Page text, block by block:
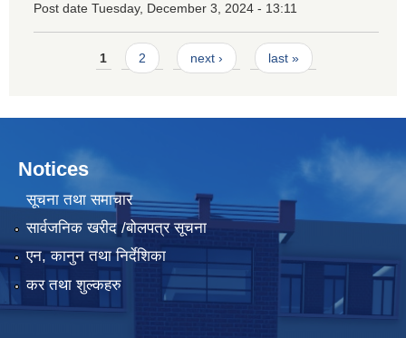
Post date Tuesday, December 3, 2024 - 13:11
Pages1 2 next › last »
Notices
सूचना तथा समाचार
सार्वजनिक खरीद /बोलपत्र सूचना
एन, कानुन तथा निर्देशिका
कर तथा शुल्कहरु